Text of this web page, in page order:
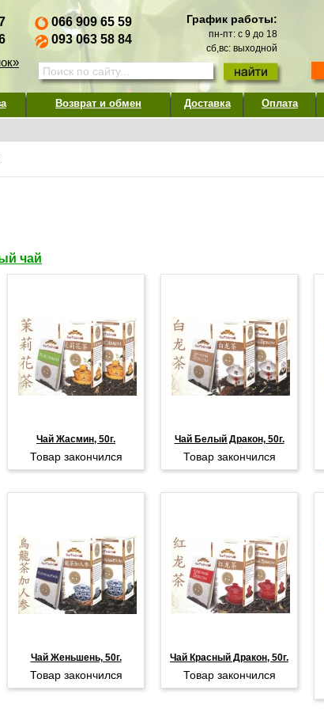
066 909 65 59
093 063 58 84
График работы:
пн-пт: с 9 до 18
сб,вс: выходной
Возврат и обмен Доставка Оплата
чай
Чай Жасмин, 50г.
Товар закончился
Чай Белый Дракон, 50г.
Товар закончился
Чай Женьшень, 50г.
Товар закончился
Чай Красный Дракон, 50г.
Товар закончился